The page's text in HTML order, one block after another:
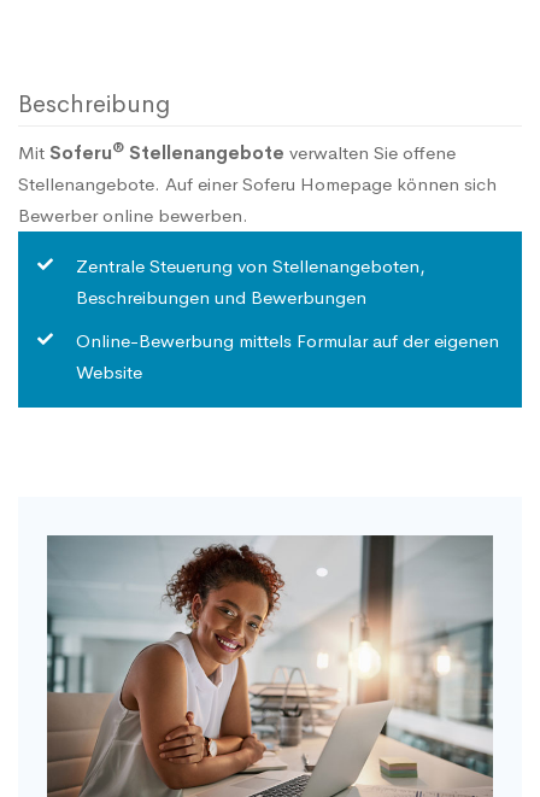
Beschreibung
Mit Soferu® Stellenangebote verwalten Sie offene
Stellenangebote. Auf einer Soferu Homepage können sich
Bewerber online bewerben.
Zentrale Steuerung von Stellenangeboten,
Beschreibungen und Bewerbungen
Online-Bewerbung mittels Formular auf der eigenen
Website